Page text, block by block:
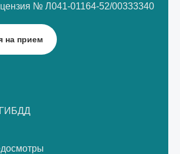
№ Л041-01164-52/00333340
на прием
ГИБДД